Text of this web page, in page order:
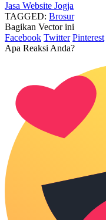
Jasa Website Jogja
TAGGED: Brosur
Bagikan Vector ini
Facebook Twitter Pinterest
Apa Reaksi Anda?